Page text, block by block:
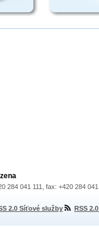
284 041 111, fax: +420 284
2.0 Síťové služby RSS